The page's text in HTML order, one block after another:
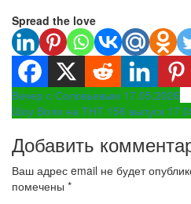
Spread the love
Навигация
по
записям
Вечер с Соловьевым 17.05.2026
Шоу Воли на ТНТ 156 выпуск
Добавить
Ваш адрес email не будет
помечены *